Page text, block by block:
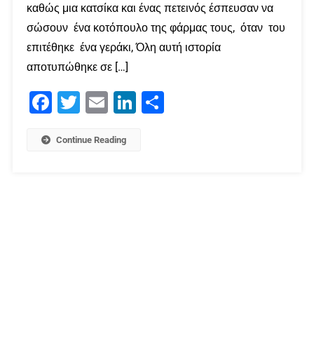
καθώς μια κατσίκα και ένας πετεινός έσπευσαν να
σώσουν ένα κοτόπουλο της φάρμας τους, όταν του
επιτέθηκε ένα γεράκι, Όλη αυτή ιστορία
αποτυπώθηκε σε […]
Facebook
Twitter Email LinkedIn
Continue Reading